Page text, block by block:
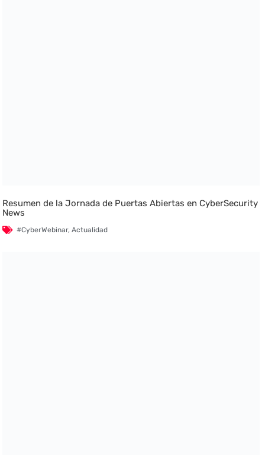
Resumen de la Jornada de Puertas Abiertas en CyberSecurity
News
#CyberWebinar,Actualidad